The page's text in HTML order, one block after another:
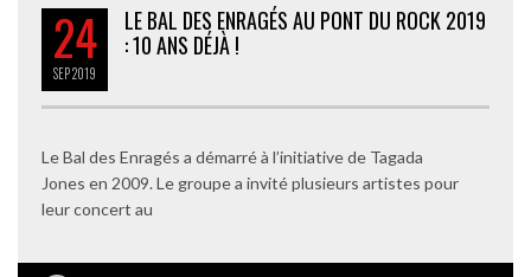
24
SEP2019
LE BAL DES ENRAGÉS AU PONT DU ROCK 2019
: 10 ANS DÉJÀ !
Le Bal des Enragés a démarré à l’initiative de Tagada
Jones en 2009. Le groupe a invité plusieurs artistes pour
leur concert au